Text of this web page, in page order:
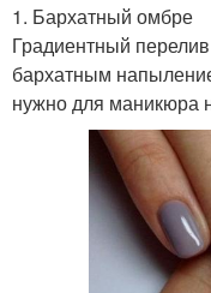
1. Бархатный омбре
Градиентный
бархатным
нужно для маникюра